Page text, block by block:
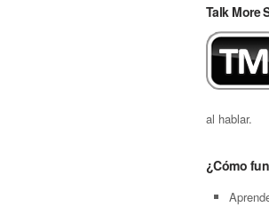
Talk More
al hablar.
¿Cómo